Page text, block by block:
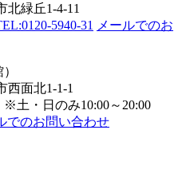
北緑丘1-4-11
5940-31
メールでのお
西面北1-1-1
土・日のみ10:00～20:00
でのお問い合わせ